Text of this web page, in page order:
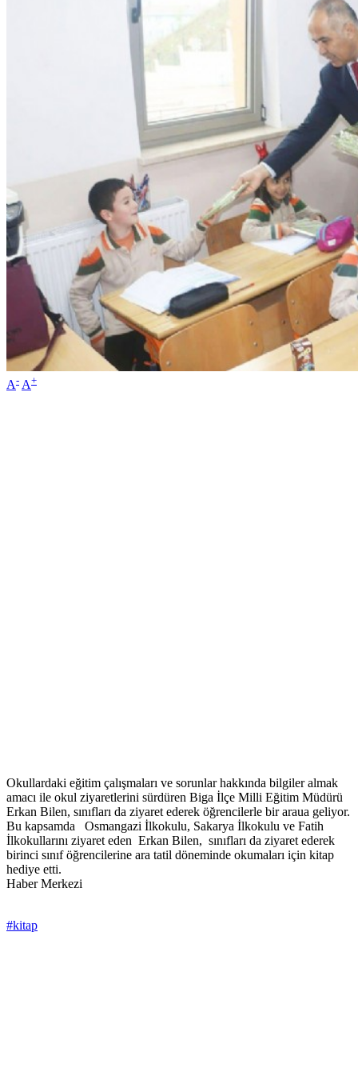
A- A+
Okullardaki eğitim çalışmaları ve sorunlar hakkında bilgiler almak
amacı ile okul ziyaretlerini sürdüren Biga İlçe Milli Eğitim Müdürü
Erkan Bilen, sınıfları da ziyaret ederek öğrencilerle bir araua geliyor.
Bu kapsamda Osmangazi İlkokulu, Sakarya İlkokulu ve Fatih
İlkokullarını ziyaret eden Erkan Bilen, sınıfları da ziyaret ederek
birinci sınıf öğrencilerine ara tatil döneminde okumaları için kitap
hediye etti.
Haber Merkezi
#kitap